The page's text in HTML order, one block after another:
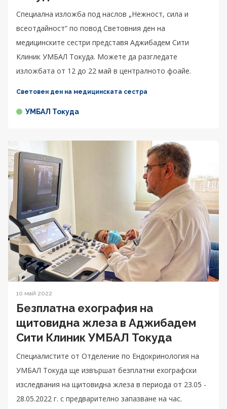
Специална изложба под наслов „Нежност, сила и
всеотдайност“ по повод Световния ден на
медицинските сестри представя Аджибадем Сити
Клиник УМБАЛ Токуда. Можете да разгледате
изложбата от 12 до 22 май в централното фоайе.
Световен ден на медицинската сестра
УМБАЛ Токуда
10 май 2022
Безплатна ехография на
щитовидна жлеза в Аджибадем
Сити Клиник УМБАЛ Токуда
Специалистите от Oтделение по Ендокринология на
УМБАЛ Токуда ще извършат безплатни ехографски
изследвания на щитовидна жлеза в периода от 23.05 -
28.05.2022 г. с предварително запазване на час.